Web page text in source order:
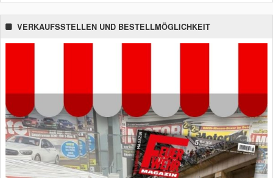
VERKAUFSSTELLEN UND BESTELLMÖGLICHKEIT